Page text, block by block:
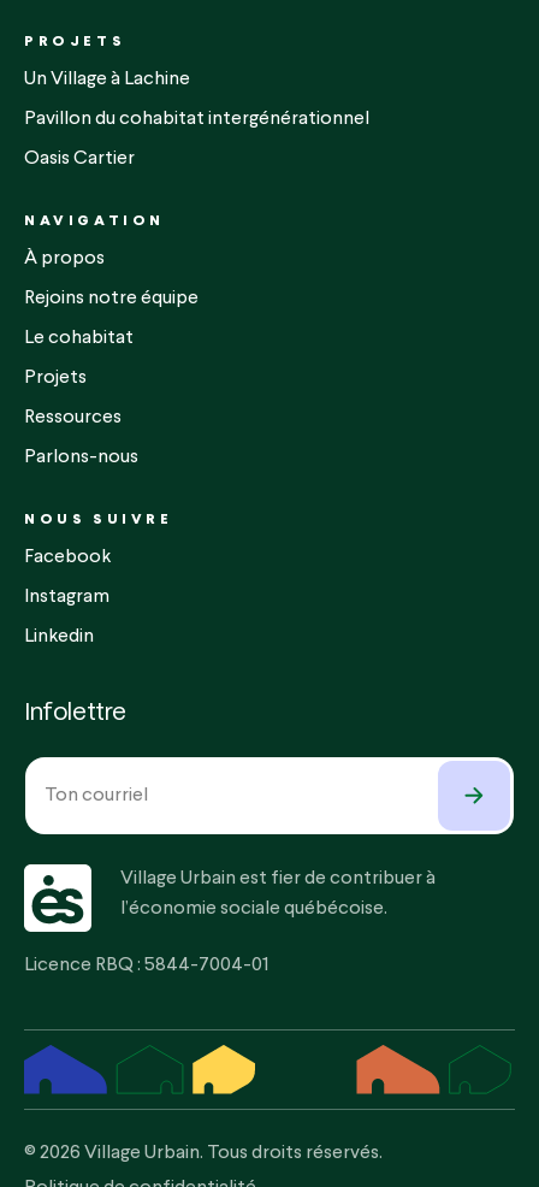
PROJETS
Un Village à Lachine
Pavillon du cohabitat intergénérationnel
Oasis Cartier
NAVIGATION
À propos
Rejoins notre équipe
Le cohabitat
Projets
Ressources
Parlons-nous
NOUS SUIVRE
Facebook
Instagram
Linkedin
Infolettre
COURRIEL
Village Urbain est fier de contribuer à
l’économie sociale québécoise.
Licence RBQ : 5844-7004-01
© 2026 Village Urbain. Tous droits réservés.